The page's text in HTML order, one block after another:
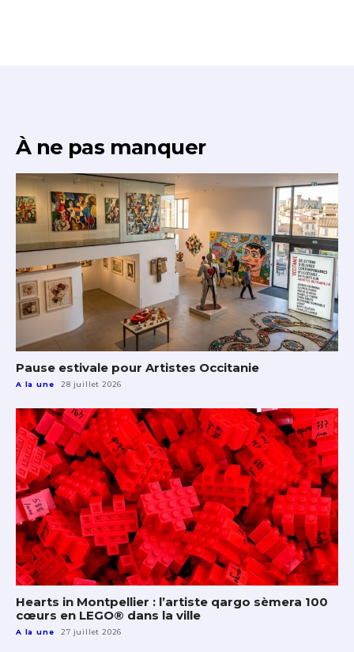
À ne pas manquer
Pause estivale pour Artistes Occitanie
A la une 28 juillet 2026
Hearts in Montpellier : l’artiste qargo sèmera 100
cœurs en LEGO® dans la ville
A la une 27 juillet 2026